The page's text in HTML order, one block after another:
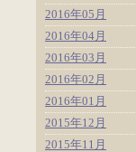
2016年05月
2016年04月
2016年03月
2016年02月
2016年01月
2015年12月
2015年11月